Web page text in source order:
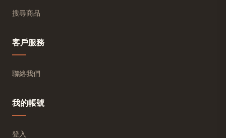
搜尋商品
客戶服務
聯絡我們
我的帳號
登入